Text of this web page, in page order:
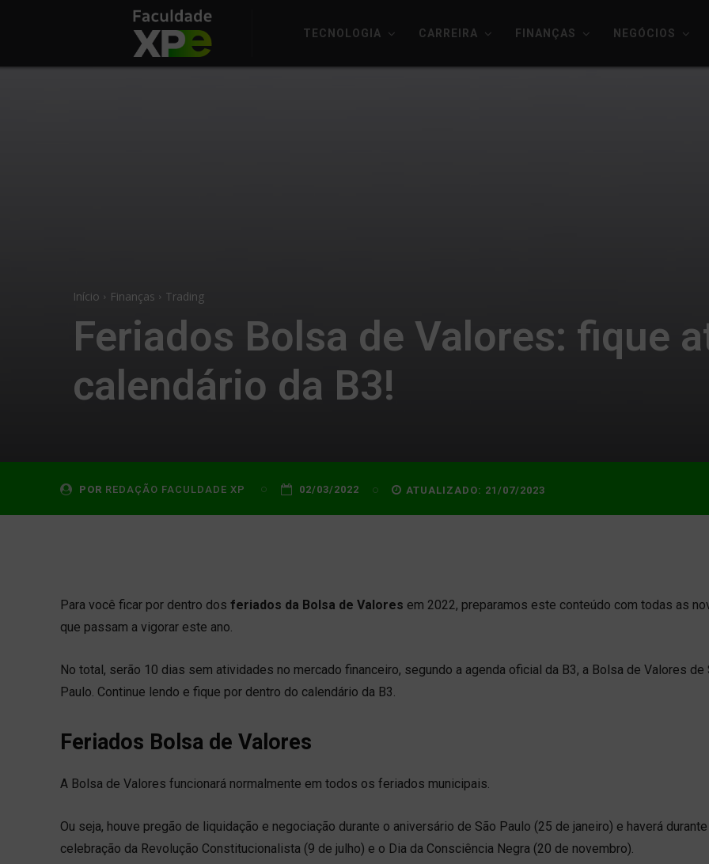
TECNOLOGIA CARREIRA FINANÇAS NEGÓCIOS
Início Finanças Trading
Feriados Bolsa de Valores: fique
calendário da B3!
POR REDAÇÃO FACULDADE XP 02/03/2022 ATUALIZADO: 21/07/2023
Para você ficar por dentro dos feriados da Bolsa de Valores em 2022, preparamos este conteúdo com todas as
que passam a vigorar este ano.
No total, serão 10 dias sem atividades no mercado financeiro, segundo a agenda oficial da B3, a Bolsa de Valores de
Paulo. Continue lendo e fique por dentro do calendário da B3.
Feriados Bolsa de Valores
A Bolsa de Valores funcionará normalmente em todos os feriados municipais.
Ou seja, houve pregão de liquidação e negociação durante o aniversário de São Paulo (25 de janeiro) e haverá durante
celebração da Revolução Constitucionalista (9 de julho) e o Dia da Consciência Negra (20 de novembro).